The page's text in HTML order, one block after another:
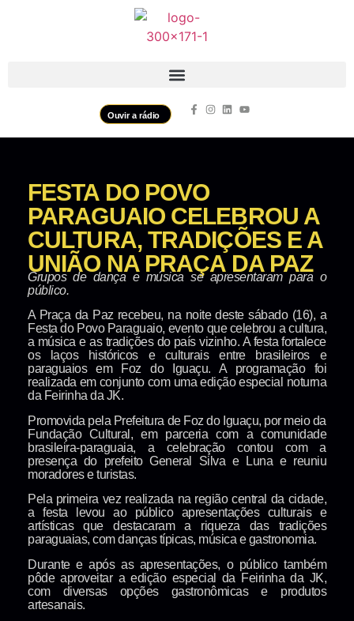
Ouvir a rádio
FESTA DO POVO
PARAGUAIO CELEBROU A
CULTURA, TRADIÇÕES E A
UNIÃO NA PRAÇA DA PAZ
Grupos de dança e música se apresentaram para o
público.
A Praça da Paz recebeu, na noite deste sábado (16), a
Festa do Povo Paraguaio, evento que celebrou a cultura,
a música e as tradições do país vizinho. A festa fortalece
os laços históricos e culturais entre brasileiros e
paraguaios em Foz do Iguaçu. A programação foi
realizada em conjunto com uma edição especial noturna
da Feirinha da JK.
Promovida pela Prefeitura de Foz do Iguaçu, por meio da
Fundação Cultural, em parceria com a comunidade
brasileira-paraguaia, a celebração contou com a
presença do prefeito General Silva e Luna e reuniu
moradores e turistas.
Pela primeira vez realizada na região central da cidade,
a festa levou ao público apresentações culturais e
artísticas que destacaram a riqueza das tradições
paraguaias, com danças típicas, música e gastronomia.
Durante e após as apresentações, o público também
pôde aproveitar a edição especial da Feirinha da JK,
com diversas opções gastronômicas e produtos
artesanais.